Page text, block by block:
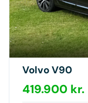
Volvo V90
419.900 kr.